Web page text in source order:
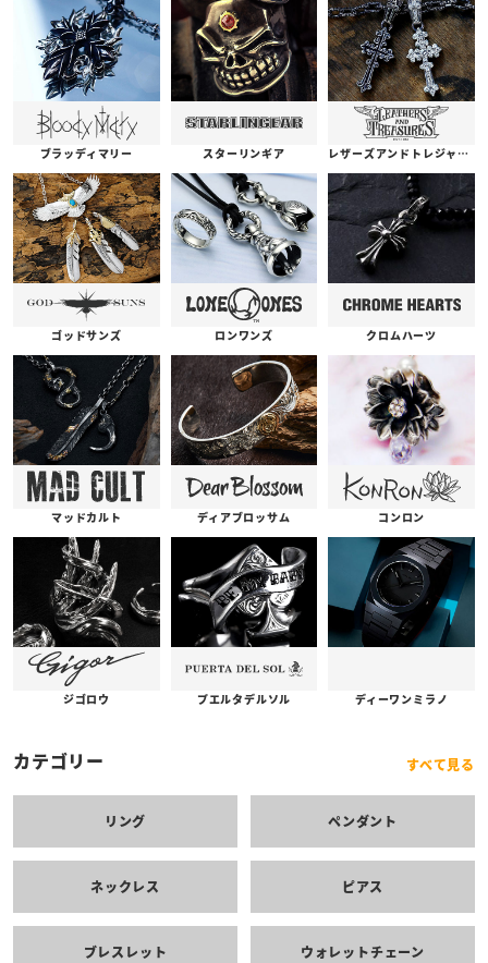
ブラッディマリー スターリンギア レザーズアンドトレジャーズ
ゴッドサンズ ロンワンズ クロムハーツ
マッドカルト ディアブロッサム コンロン
ジゴロウ プエルタデルソル ディーワンミラノ
カテゴリー すべて見る
リング ペンダント
ネックレス ピアス
ブレスレット ウォレットチェーン